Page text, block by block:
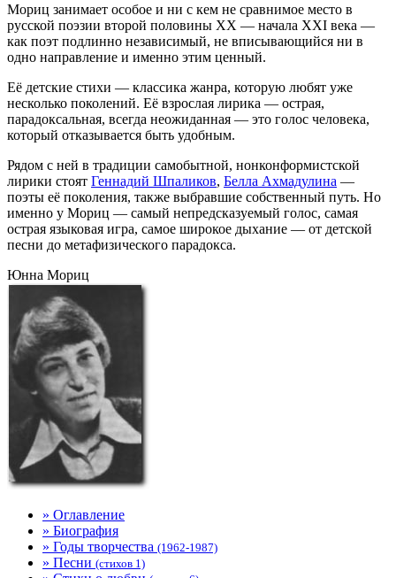
Мориц занимает особое и ни с кем не сравнимое место в
русской поэзии второй половины XX — начала XXI века —
как поэт подлинно независимый, не вписывающийся ни в
одно направление и именно этим ценный.
Её детские стихи — классика жанра, которую любят уже
несколько поколений. Её взрослая лирика — острая,
парадоксальная, всегда неожиданная — это голос человека,
который отказывается быть удобным.
Рядом с ней в традиции самобытной, нонконформистской
лирики стоят Геннадий Шпаликов, Белла Ахмадулина —
поэты её поколения, также выбравшие собственный путь. Но
именно у Мориц — самый непредсказуемый голос, самая
острая языковая игра, самое широкое дыхание — от детской
песни до метафизического парадокса.
Юнна Мориц
» Оглавление
» Биография
» Годы творчества (1962-1987)
» Песни (стихов 1)